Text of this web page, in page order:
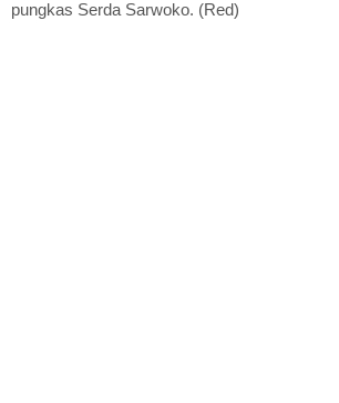
pungkas Serda Sarwoko. (Red)